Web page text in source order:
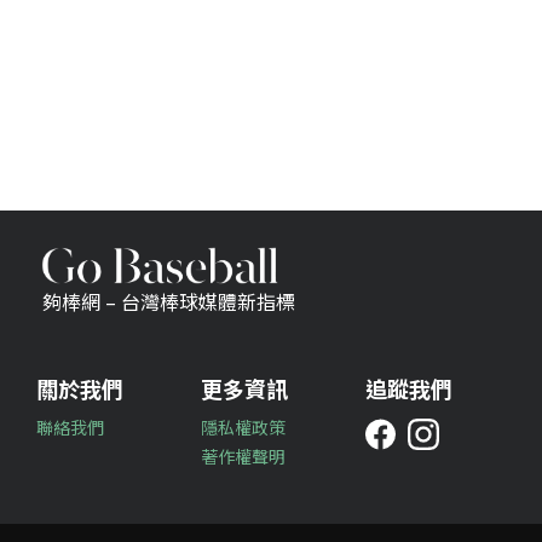
夠棒網 – 台灣棒球媒體新指標
關於我們
聯絡我們
更多資訊
隱私權政策
著作權聲明
追蹤我們